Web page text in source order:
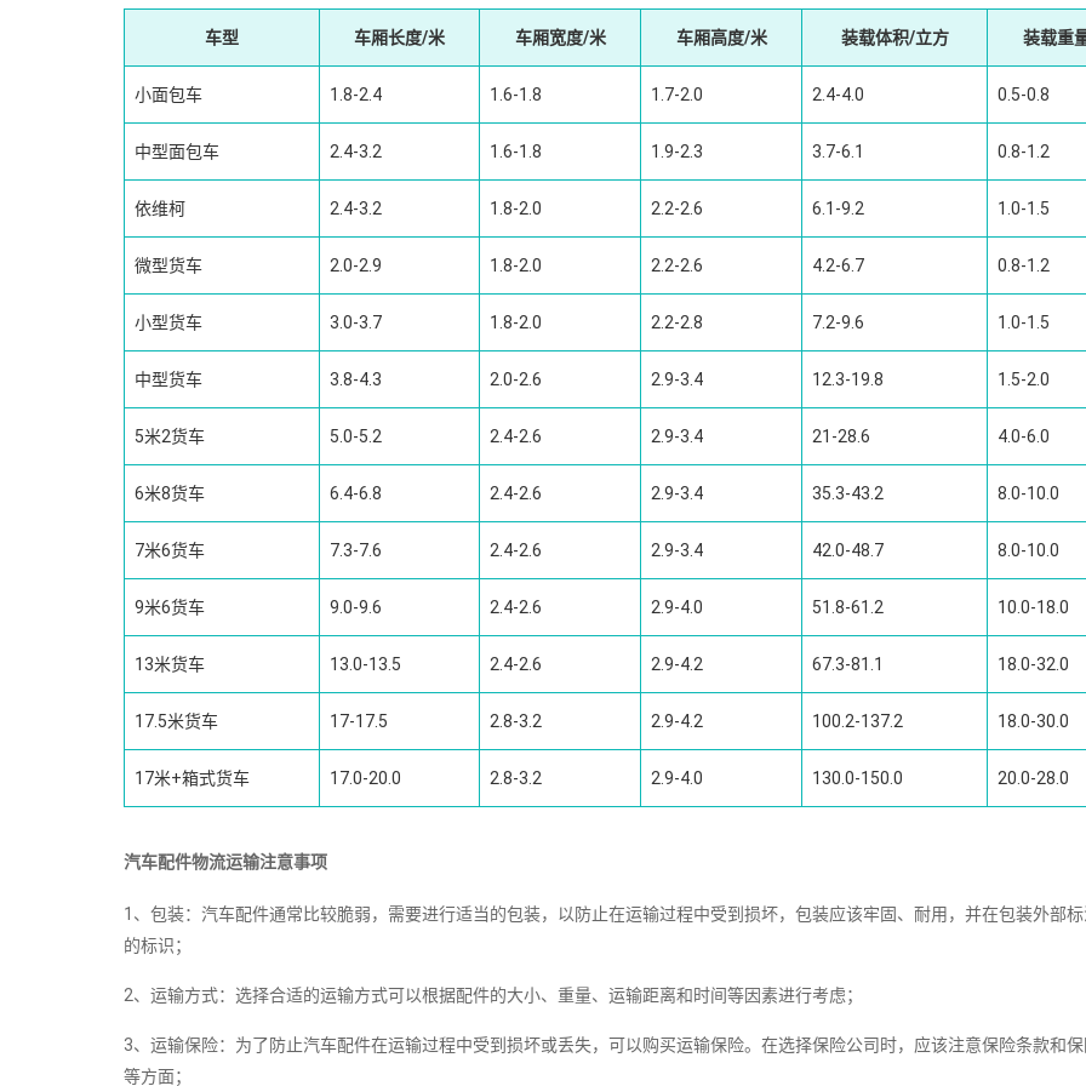
车型 车厢长度/米 车厢宽度/米 车厢高度/米 装载体积/立方 装载重
小面包车 1.8-2.4 1.6-1.8 1.7-2.0 2.4-4.0 0.5-0.8
中型面包车 2.4-3.2 1.6-1.8 1.9-2.3 3.7-6.1 0.8-1.2
依维柯 2.4-3.2 1.8-2.0 2.2-2.6 6.1-9.2 1.0-1.5
微型货车 2.0-2.9 1.8-2.0 2.2-2.6 4.2-6.7 0.8-1.2
小型货车 3.0-3.7 1.8-2.0 2.2-2.8 7.2-9.6 1.0-1.5
中型货车 3.8-4.3 2.0-2.6 2.9-3.4 12.3-19.8 1.5-2.0
5米2货车 5.0-5.2 2.4-2.6 2.9-3.4 21-28.6 4.0-6.0
6米8货车 6.4-6.8 2.4-2.6 2.9-3.4 35.3-43.2 8.0-10.0
7米6货车 7.3-7.6 2.4-2.6 2.9-3.4 42.0-48.7 8.0-10.0
9米6货车 9.0-9.6 2.4-2.6 2.9-4.0 51.8-61.2 10.0-18.0
13米货车 13.0-13.5 2.4-2.6 2.9-4.2 67.3-81.1 18.0-32.0
17.5米货车 17-17.5 2.8-3.2 2.9-4.2 100.2-137.2 18.0-30.0
17米+箱式货车 17.0-20.0 2.8-3.2 2.9-4.0 130.0-150.0 20.0-28.0
汽车配件物流运输注意事项
1、包装：汽车配件通常比较脆弱，需要进行适当的包装，以防止在运输过程中受到损坏，包装应该牢固、耐用，并在包装外部
的标识；
2、运输方式：选择合适的运输方式可以根据配件的大小、重量、运输距离和时间等因素进行考虑；
3、运输保险：为了防止汽车配件在运输过程中受到损坏或丢失，可以购买运输保险。在选择保险公司时，应该注意保险条款和
等方面；